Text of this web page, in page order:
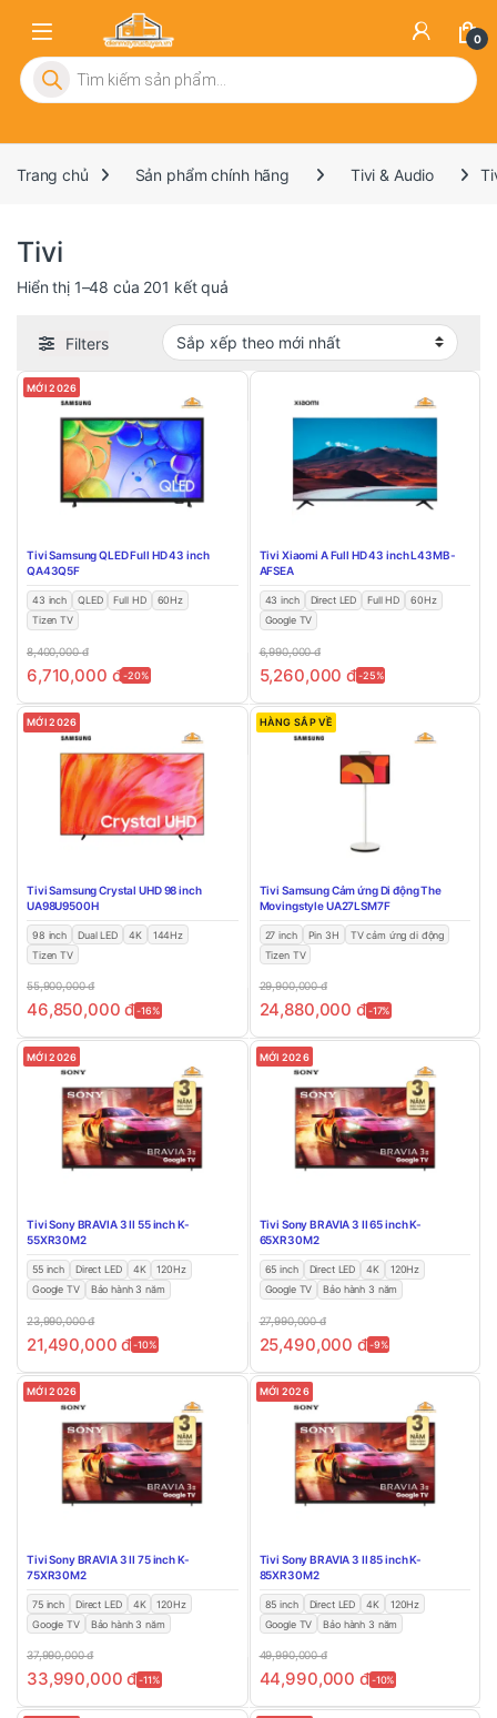
0
Tìm kiếm sản phẩm
Trang chủ Sản phẩm chính hãng Tivi & Audio
Tivi
Hiển thị 1–48 của 201 kết quảĐã sắp xếp theo mới nhất
Filters
MỚI 2026
Tivi Samsung QLED Full HD 43 inch
QA43Q5F
43 inch QLED Full HD
60Hz
Tizen TV
8,400,000đ
6,710,000 đ-20%
Tivi Xiaomi A Full HD 43 inch L43MB-
AFSEA
43 inch Direct LED Full HD
60Hz
Google TV
6,990,000đ
5,260,000đ-25%
MỚI 2026
Tivi Samsung Crystal UHD 98 inch
UA98U9500H
98 inch Dual LED 4K
144Hz
Tizen TV
55,900,000đ
46,850,000đ-16%
HÀNG SẮP VỀ
Tivi Samsung Cảm ứng Di động The
Movingstyle UA27LSM7F
27 inch Pin 3H
TV cảm ứng di động
Tizen TV
29,900,000đ
24,880,000 đ-17%
MỚI 2026
Tivi Sony BRAVIA 3 II 55 inch K-
55XR30M2
55 inch Direct LED 4K
120Hz
Google TV
Bảo hành 3 năm
23,990,000đ
21,490,000đ-10%
MỚI 2026
Tivi Sony BRAVIA 3 II 65 inch K-
65XR30M2
65 inch Direct LED 4K
120Hz
Google TV
Bảo hành 3 năm
27,990,000đ
25,490,000 đ-9%
MỚI 2026
Tivi Sony BRAVIA 3 II 75 inch K-
75XR30M2
75 inch Direct LED 4K
120Hz
Google TV
Bảo hành 3 năm
37,990,000đ
33,990,000đ-11%
MỚI 2026
Tivi Sony BRAVIA 3 II 85 inch K-
85XR30M2
85 inch Direct LED 4K
120Hz
Google TV
Bảo hành 3 năm
49,990,000đ
44,990,000 đ-10%